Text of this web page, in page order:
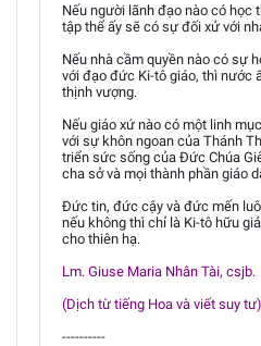
Nếu người lãnh đạo nào có học
tập thể ấy sẽ có sự đối xử với
Nếu nhà cầm quyền nào có sự
với đạo đức Ki-tô giáo, thì nước
thịnh vượng.
Nếu giáo xứ nào có một linh
với sự khôn ngoan của Thánh
triển sức sống của Đức Chúa
cha sở và mọi thành phần giáo
Đức tin, đức cậy và đức mến
nếu không thì chỉ là Ki-tô hữu
cho thiên hạ.
Lm. Giuse Maria Nhân Tài, csjb.
(Dịch từ tiếng Hoa và viết suy tư)
----------